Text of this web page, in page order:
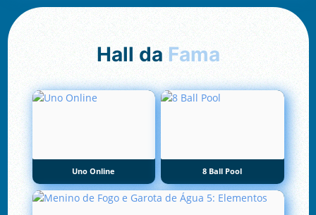
Hall da Fama
Uno Online 8 Ball Pool